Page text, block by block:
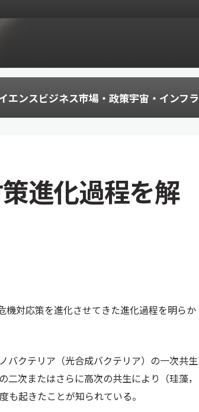
エンスビジネス市場・政策宇宙・インフラ
進化過程を解
対応策を進化させてきた進化過程を明らか
バクテリア（光合成バクテリア）の一次共生
二次またはさらに高次の共生により（珪藻，
起きたことが知られている。